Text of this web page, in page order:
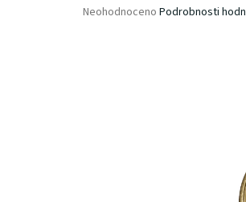
Průměrné
Neohodnoceno Podrobnosti